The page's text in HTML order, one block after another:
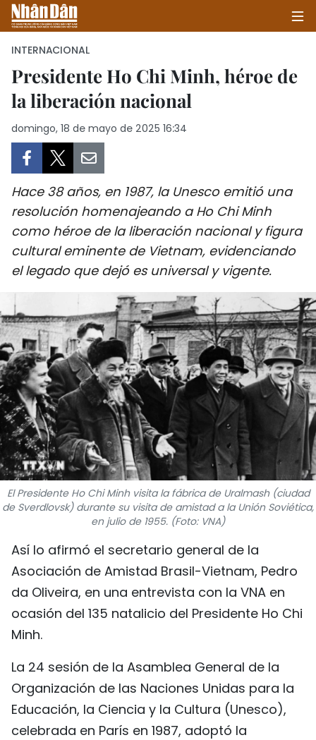
INICIO
POLÍTICA
SOCIEDAD
SALUD - MEDIO AMBIENTE
CULTURA - ENTRETENIMIENTO
INTERNACIONAL
DEPORTES
VIAJES
PUENTE DE AMISTAD
HISTORIAS MULTIMEDIA
FOTOGRAFÍA
¿QUIÉNES SOMOS?
TIẾNG VIỆT
中文
РУССКИЙ
INTERNACIONAL
Presidente Ho Chi Minh, héroe de
la liberación nacional
domingo, 18 de mayo de 2025 16:34
Hace 38 años, en 1987, la Unesco emitió una
resolución homenajeando a Ho Chi Minh
como héroe de la liberación nacional y figura
cultural eminente de Vietnam, evidenciando
el legado que dejó es universal y vigente.
El Presidente Ho Chi Minh visita la fábrica de Uralmash (ciudad
de Sverdlovsk) durante su visita de amistad a la Unión Soviética,
en julio de 1955. (Foto: VNA)
Así lo afirmó el secretario general de la
Asociación de Amistad Brasil-Vietnam, Pedro
da Oliveira, en una entrevista con la VNA en
ocasión del 135 natalicio del Presidente Ho Chi
Minh.
La 24 sesión de la Asamblea General de la
Organización de las Naciones Unidas para la
Educación, la Ciencia y la Cultura (Unesco),
celebrada en París en 1987, adoptó la